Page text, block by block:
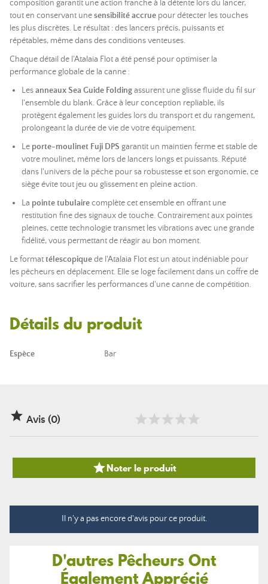
composition garantit une action franche à la détente lors du lancer,
tout en conservant unesensibilité accrue pour détecter les touches
les plus discrètes. Le résultat : des lancers précis, puissants et
répétables, même dans des conditions venteuses.
Chaque détail de l'Atalaia Flot a été pensé pour optimiser la
performance globale de la canne :
Lesanneaux Sea Guide Foldingassurent une glisse fluide du fil sur
l'ensemble du blank. Grâce à leur conception repliable, ils
protègent également les guides lors du transport et du rangement,
prolongeant la durée de vie de votre équipement.
Le porte-moulinet Fuji DPS garantit un maintien ferme et stable de
votre moulinet, même lors de lancers longs et puissants. Réputé
dans l'univers de la pêche pour sa robustesse et son ergonomie, ce
siège évite tout jeu ou glissement en pleine action.
La pointe tubulairecomplète cet ensemble en offrant une
restitution fine des signaux de touche. Contrairement aux pointes
pleines, cette technologie transmet les vibrations avec une grande
fidélité, vous permettant de réagir au bon moment.
Le formattélescopiquede l'Atalaia Flot est un atout indéniable pour
les pêcheurs en déplacement. Elle se loge facilement dans un coffre de
voiture, sans sacrifier les performances d'une canne de compétition.
Détails du produit
Espèce Bar
 Avis (0)
Noter le produit
Il n'y a pas encore d'avis pour ce produit.
D'autres Pêcheurs Ont
Également Apprécié